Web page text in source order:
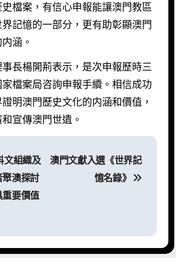
檔案，有信心申報能讓澳門教區
記憶的一部分，更有助彰顯澳門
涵。
長楊開荊表示，是次申報歷時三
檔案局咨詢申報手續。相信成功
明澳門歷史文化的内涵和價值，
宣傳澳門世遺。
文組織及
聚澳探討
要價值
澳門文獻入選《世界記
憶名錄》